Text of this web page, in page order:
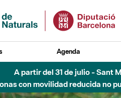
Agenda
A partir del 31 de julio - Sant
con movilidad reducida no